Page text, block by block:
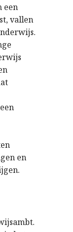
een
vallen
en